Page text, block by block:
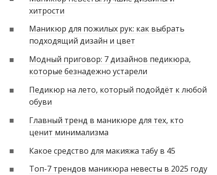
хитрости
Маникюр для пожилых рук: как выбрать
подходящий дизайн и цвет
Модный приговор: 7 дизайнов педикюра,
которые безнадежно устарели
Педикюр на лето, который подойдёт к любой
обуви
Главный тренд в маникюре для тех, кто
ценит минимализма
Какое средство для макияжа табу в 45
Топ-7 трендов маникюра невесты в 2025 году